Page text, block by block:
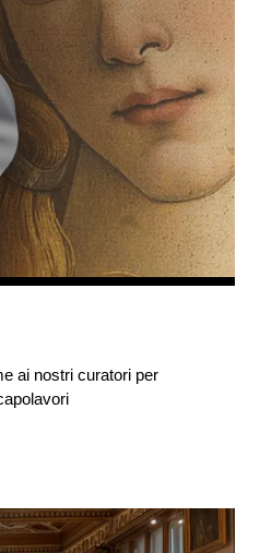
ai nostri curatori per